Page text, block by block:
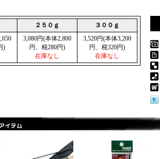
２５０ｇ
３００ｇ
)
3,080円(本体2,800
円、税280円)
在庫なし
3,520円(本体3,200
円、税320円)
在庫なし